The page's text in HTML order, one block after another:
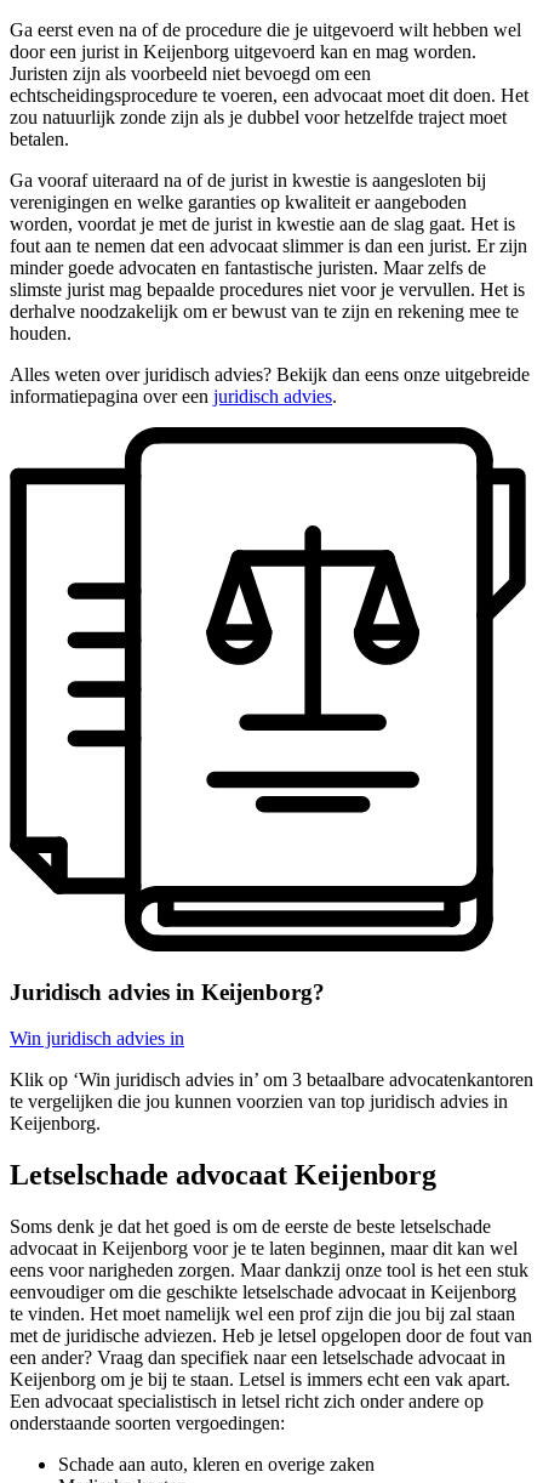
Ga eerst even na of de procedure die je uitgevoerd wilt hebben wel
door een jurist in Keijenborg uitgevoerd kan en mag worden.
Juristen zijn als voorbeeld niet bevoegd om een
echtscheidingsprocedure te voeren, een advocaat moet dit doen. Het
zou natuurlijk zonde zijn als je dubbel voor hetzelfde traject moet
betalen.
Ga vooraf uiteraard na of de jurist in kwestie is aangesloten bij
verenigingen en welke garanties op kwaliteit er aangeboden
worden, voordat je met de jurist in kwestie aan de slag gaat. Het is
fout aan te nemen dat een advocaat slimmer is dan een jurist. Er zijn
minder goede advocaten en fantastische juristen. Maar zelfs de
slimste jurist mag bepaalde procedures niet voor je vervullen. Het is
derhalve noodzakelijk om er bewust van te zijn en rekening mee te
houden.
Alles weten over juridisch advies? Bekijk dan eens onze uitgebreide
informatiepagina over een juridisch advies.
Juridisch advies in Keijenborg?
Win juridisch advies in
Klik op ‘Win juridisch advies in’ om 3 betaalbare advocatenkantoren
te vergelijken die jou kunnen voorzien van top juridisch advies in
Keijenborg.
Letselschade advocaat Keijenborg
Soms denk je dat het goed is om de eerste de beste letselschade
advocaat in Keijenborg voor je te laten beginnen, maar dit kan wel
eens voor narigheden zorgen. Maar dankzij onze tool is het een stuk
eenvoudiger om die geschikte letselschade advocaat in Keijenborg
te vinden. Het moet namelijk wel een prof zijn die jou bij zal staan
met de juridische adviezen. Heb je letsel opgelopen door de fout van
een ander? Vraag dan specifiek naar een letselschade advocaat in
Keijenborg om je bij te staan. Letsel is immers echt een vak apart.
Een advocaat specialistisch in letsel richt zich onder andere op
onderstaande soorten vergoedingen:
Schade aan auto, kleren en overige zaken